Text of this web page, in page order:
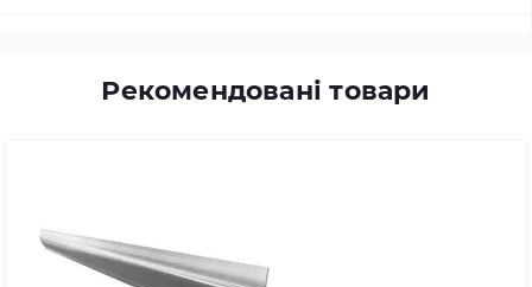
Рекомендовані товари